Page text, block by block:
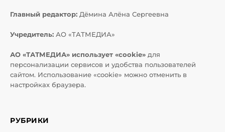
Главный редактор: Дёмина Алёна Сергеевна
Учредитель: АО «ТАТМЕДИА»
АО «ТАТМЕДИА» использует «cookie» для
персонализации сервисов и удобства пользователей
сайтом. Использование «cookie» можно отменить в
настройках браузера.
РУБРИКИ